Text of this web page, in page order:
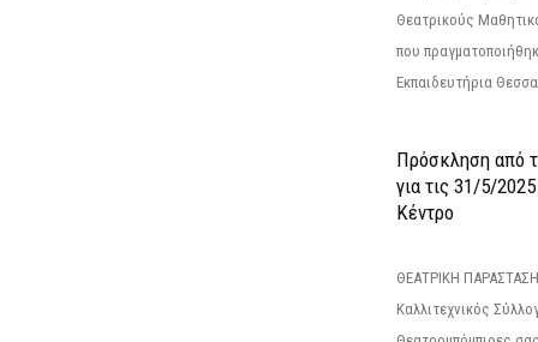
Θεατρικούς
που
Εκπαιδευτήρια
Πρόσκληση από
για τις 31/5/
Κέντρο
ΘΕΑΤΡΙΚΗ ΠΑΡΑΣΤΑΣΗ
Καλλιτεχνικός